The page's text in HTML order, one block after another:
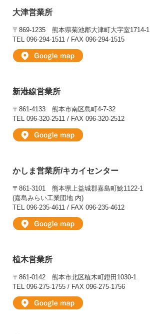
大津営業所
〒869-1235 熊本県菊池郡大津町大字室1714-1
TEL 096-294-1511 / FAX 096-294-1515
新港線営業所
〒861-4133 熊本市南区島町4-7-32
TEL 096-320-2511 / FAX 096-320-2512
かしま営業所/キカイセンター
〒861-3101 熊本県上益城郡嘉島町鯰1122-1
(嘉島みらい工業団地 内)
TEL 096-235-4611 / FAX 096-235-4612
植木営業所
〒861-0142 熊本市北区植木町鐙田1030-1
TEL 096-275-1755 / FAX 096-275-1756